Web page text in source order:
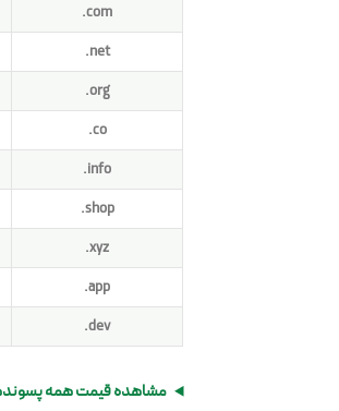
.com
.net
.org
.co
.info
.shop
.xyz
.app
.dev
مشاهده قیمت همه